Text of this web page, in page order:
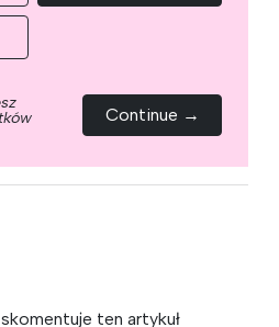
Continue →
ten artykuł